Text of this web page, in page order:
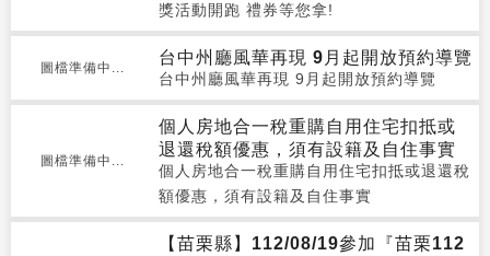
獎活動開跑 禮券等您拿!
圖檔準備中...
台中州廳風華再現 9月起開放預約導覽
台中州廳風華再現 9月起開放預約導覽
圖檔準備中...
個人房地合一稅重購自用住宅扣抵或
退還稅額優惠，須有設籍及自住事實
個人房地合一稅重購自用住宅扣抵或退還稅
額優惠，須有設籍及自住事實
【苗栗縣】112/08/19參加『苗栗112